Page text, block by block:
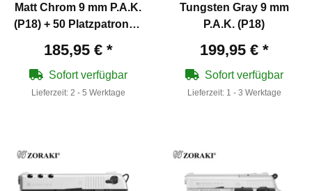
Matt Chrom 9 mm P.A.K.
(P18) + 50 Platzpatronen
185,95 € *
Sofort verfügbar
Lieferzeit: 2 - 5 Werktage
Tungsten Gray 9 mm
P.A.K. (P18)
199,95 € *
Sofort verfügbar
Lieferzeit: 1 - 3 Werktage